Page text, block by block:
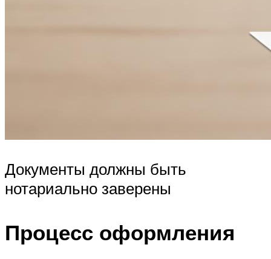
Документы должны быть
нотариально заверены
Процесс оформления